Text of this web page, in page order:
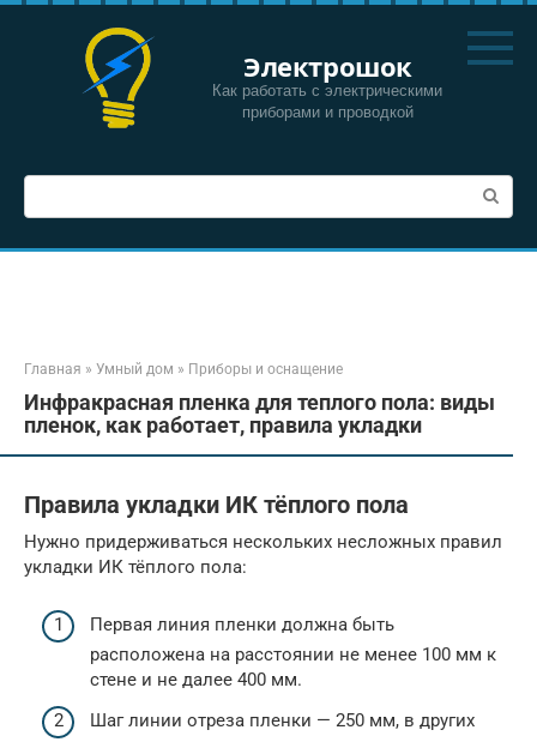
Перейти
Электрошок
Как работать с электрическими
приборами и проводкой
Поиск:
Главная » Умный дом » Приборы и оснащение
Инфракрасная пленка для теплого пола: виды
пленок, как работает, правила укладки
Правила укладки ИК тёплого пола
Нужно придерживаться нескольких несложных правил
укладки ИК тёплого пола:
Первая линия пленки должна быть
расположена на расстоянии не менее 100 мм к
стене и не далее 400 мм.
Шаг линии отреза пленки — 250 мм, в других